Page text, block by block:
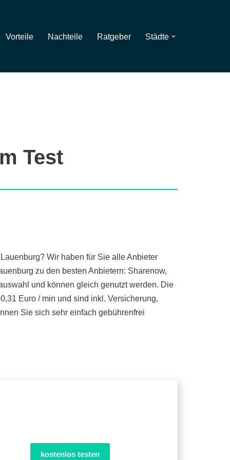
Vorteile Nachteile Ratgeber Städte
Test
Wir haben für Sie alle Anbieter
zu den besten Anbietern: Sharenow,
und können gleich genutzt werden. Die
Euro / min und sind inkl. Versicherung,
Sie sich sehr einfach gebührenfrei
kostenlos testen